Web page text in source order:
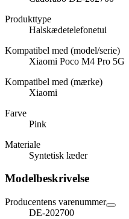
Produkttype
Halskædetelefonetui
Kompatibel med (model/serie)
Xiaomi Poco M4 Pro 5G
Kompatibel med (mærke)
Xiaomi
Farve
Pink
Materiale
Syntetisk læder
Modelbeskrivelse
Producentens varenummer
DE-202700